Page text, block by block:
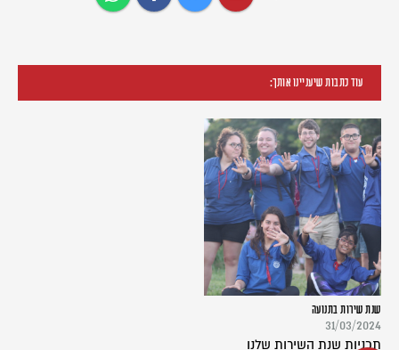
עוד כתבות שיעניינו אותך:
שנת שירות בתנועה
31/03/2024
תכניות שנת השירות שלנו